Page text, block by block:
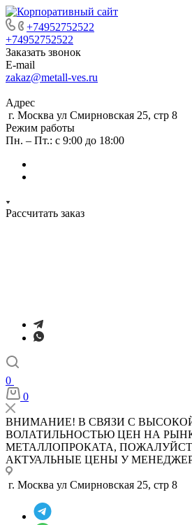
+74952752522
+74952752522
Заказать звонок
E-mail
zakaz@metall-ves.ru
Адрес
г. Москва ул Смирновская 25, стр 8
Режим работы
Пн. – Пт.: с 9:00 до 18:00
Рассчитать заказ
0
0
ВНИМАНИЕ! В СВЯЗИ С
ВОЛАТИЛЬНОСТЬЮ ЦЕН НА
МЕТАЛЛОПРОКАТА,
АКТУАЛЬНЫЕ ЦЕНЫ У
г. Москва ул Смирновская 25, стр 8